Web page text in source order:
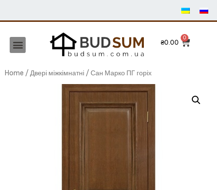
₴0.00
Home / Двері міжкімнатні / Сан Марко ПГ горіх